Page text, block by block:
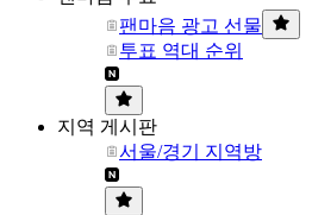
팬마음 광고 선물
투표 역대 순위
지역 게시판
서울/경기 지역방